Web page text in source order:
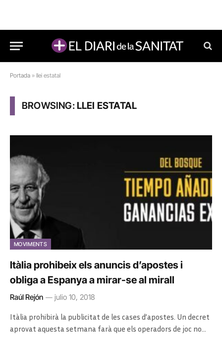
Portada » llei estatal
BROWSING:LLEI ESTATAL
MOVIMENTS
Itàlia prohibeix els anuncis d’apostes i
obliga a Espanya a mirar-se al mirall
Raúl Rejón julio 10, 2018
Itàlia prohibirà la publicitat de les cases d’apostes. Un decret
aprovat aquesta setmana farà que els operadors de joc no…